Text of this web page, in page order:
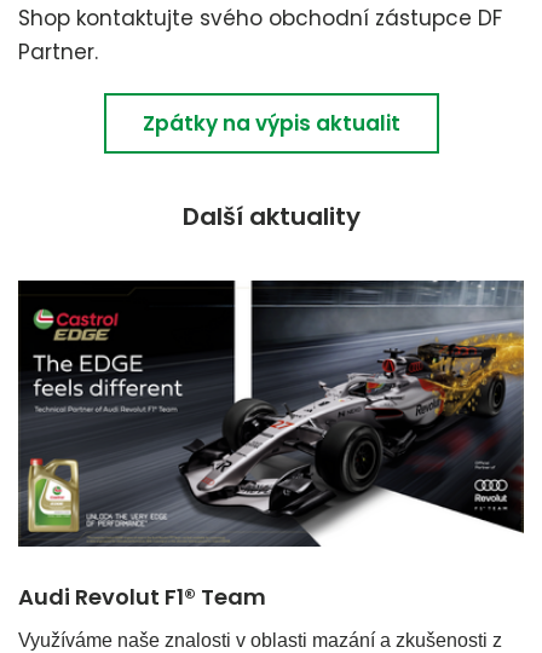
Shop kontaktujte svého obchodní zástupce DF
Partner.
Zpátky na výpis aktualit
Další aktuality
Audi Revolut F1® Team
Využíváme naše znalosti v oblasti mazání a zkušenosti z